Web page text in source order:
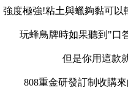
強度極強!粘土與蠟夠黏可以
玩蜂鳥牌時如果聽到"口
但是你用這款
808重金研發訂制收購